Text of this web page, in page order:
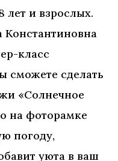
и взрослых.
Константиновна
класс
сможете сделать
«Солнечное
на фоторамке
погоду,
уюта в ваш